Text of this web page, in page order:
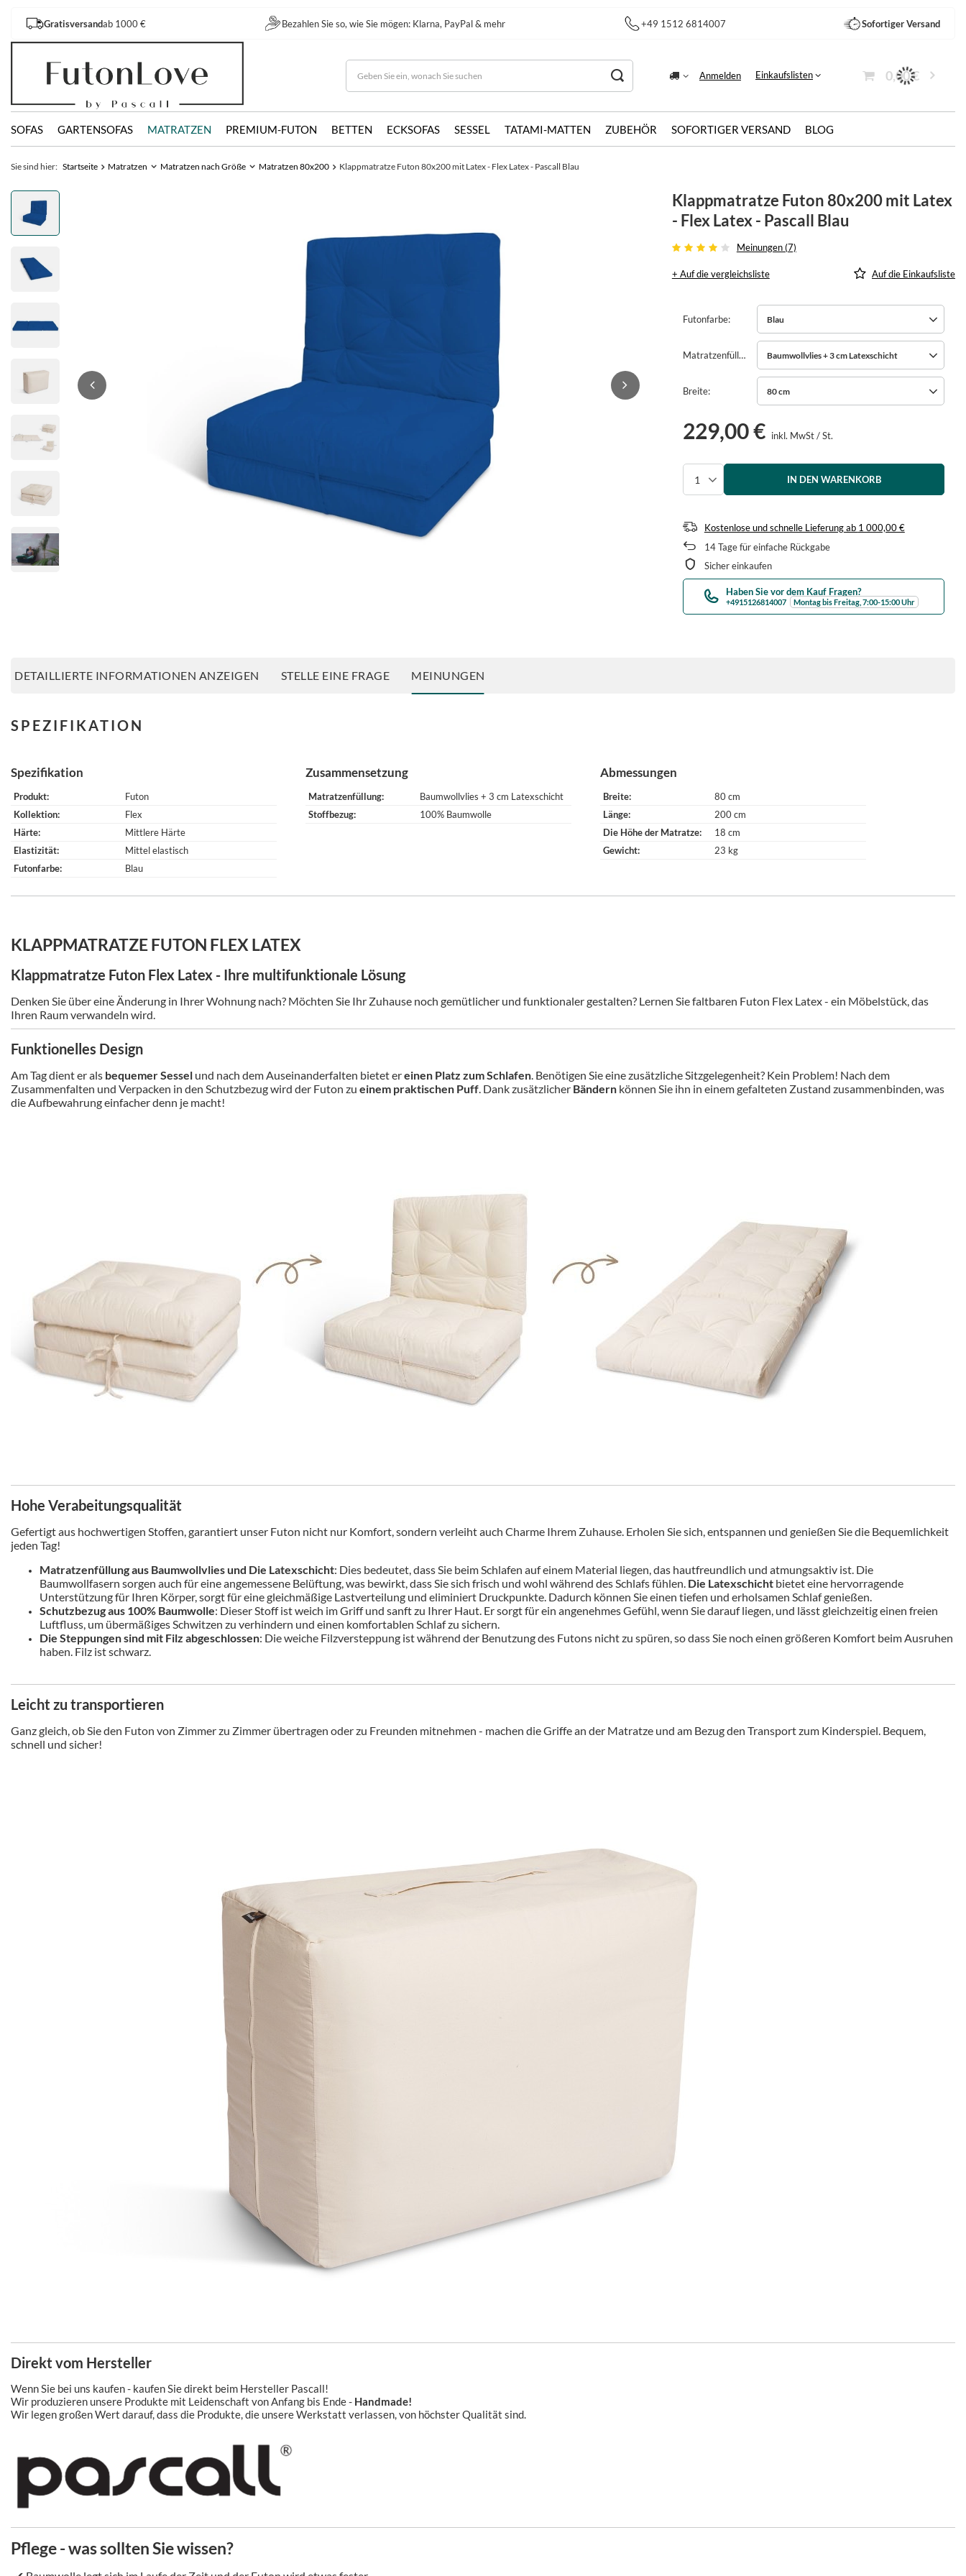
Gratisversandab 1000 € Bezahlen Sie so, wie Sie mögen: Klarna, PayPal & mehr +49 1512 6814007 Sofortiger Versand
Anmelden Einkaufslisten 0,00 €
SOFAS GARTENSOFAS MATRATZEN PREMIUM-FUTON BETTEN ECKSOFAS SESSEL TATAMI-MATTEN ZUBEHÖR SOFORTIGER VERSAND BLOG
Sie sind hier: Startseite Matratzen Matratzen nach Größe Matratzen 80x200 Klappmatratze Futon 80x200 mit Latex - Flex Latex - Pascall Blau
Klappmatratze Futon 80x200 mit Latex
- Flex Latex - Pascall Blau
Meinungen (7)
+ Auf die vergleichsliste Auf die Einkaufsliste
Futonfarbe Blau
Matratzenfüllung Baumwollvlies + 3 cm Latexschicht
Breite 80 cm
229,00 € inkl. MwSt/St.
IN DEN WARENKORB
Kostenlose und schnelle Lieferungab 1 000,00 €
14Tage für einfache Rückgabe
Sicher einkaufen
Haben Sie vor dem Kauf Fragen?
+4915126814007 Montag bis Freitag, 7:00-15:00 Uhr
DETAILLIERTE INFORMATIONEN ANZEIGEN STELLE EINE FRAGE MEINUNGEN
SPEZIFIKATION
Spezifikation
Produkt
Futon
Kollektion
Flex
Härte
Mittlere Härte
Elastizität
Mittel elastisch
Futonfarbe
Blau
Zusammensetzung
Matratzenfüllung
Baumwollvlies + 3 cm Latexschicht
Stoffbezug
100% Baumwolle
Abmessungen
Breite
80 cm
Länge
200 cm
Die Höhe der Matratze
18 cm
Gewicht
23 kg
KLAPPMATRATZE FUTON FLEX LATEX
Klappmatratze Futon Flex Latex - Ihre multifunktionale Lösung
Denken Sie über eine Änderung in Ihrer Wohnung nach? Möchten Sie Ihr Zuhause noch gemütlicher und funktionaler gestalten? Lernen Sie faltbaren Futon Flex Latex - ein Möbelstück, das
Ihren Raum verwandeln wird.
Funktionelles Design
Am Tag dient er als bequemer Sessel und nach dem Auseinanderfalten bietet ereinen Platz zum Schlafen. Benötigen Sie eine zusätzliche Sitzgelegenheit? Kein Problem! Nach dem
Zusammenfalten und Verpacken in den Schutzbezug wird der Futon zu einem praktischen Puff. Dank zusätzlicher Bändern können Sie ihn in einem gefalteten Zustand zusammenbinden, was
die Aufbewahrung einfacher denn je macht!
Hohe Verabeitungsqualität
Gefertigt aus hochwertigen Stoffen, garantiert unser Futon nicht nur Komfort, sondern verleiht auch Charme Ihrem Zuhause. Erholen Sie sich, entspannen und genießen Sie die Bequemlichkeit
jeden Tag!
Matratzenfüllung aus Baumwollvlies und Die Latexschicht: Dies bedeutet, dass Sie beim Schlafen auf einem Material liegen, das hautfreundlich und atmungsaktiv ist. Die
Baumwollfasern sorgen auch für eine angemessene Belüftung, was bewirkt, dass Sie sich frisch und wohl während des Schlafs fühlen. Die Latexschicht bietet eine hervorragende
Unterstützung für Ihren Körper, sorgt für eine gleichmäßige Lastverteilung und eliminiert Druckpunkte. Dadurch können Sie einen tiefen und erholsamen Schlaf genießen.
Schutzbezug aus 100% Baumwolle: Dieser Stoff ist weich im Griff und sanft zu Ihrer Haut. Er sorgt für ein angenehmes Gefühl, wenn Sie darauf liegen, und lässt gleichzeitig einen freien
Luftfluss, um übermäßiges Schwitzen zu verhindern und einen komfortablen Schlaf zu sichern.
Die Steppungen sind mit Filz abgeschlossen: Die weiche Filzversteppung ist während der Benutzung des Futons nicht zu spüren, so dass Sie noch einen größeren Komfort beim Ausruhen
haben. Filz ist schwarz.
Leicht zu transportieren
Ganz gleich, ob Sie den Futon von Zimmer zu Zimmer übertragen oder zu Freunden mitnehmen - machen die Griffe an der Matratze und am Bezug den Transport zum Kinderspiel. Bequem,
schnell und sicher!
Direkt vom Hersteller
Wenn Sie bei uns kaufen - kaufen Sie direkt beim Hersteller Pascall!
Wir produzieren unsere Produkte mit Leidenschaft von Anfang bis Ende - Handmade!
Wir legen großen Wert darauf, dass die Produkte, die unsere Werkstatt verlassen, von höchster Qualität sind.
Pflege - was sollten Sie wissen?